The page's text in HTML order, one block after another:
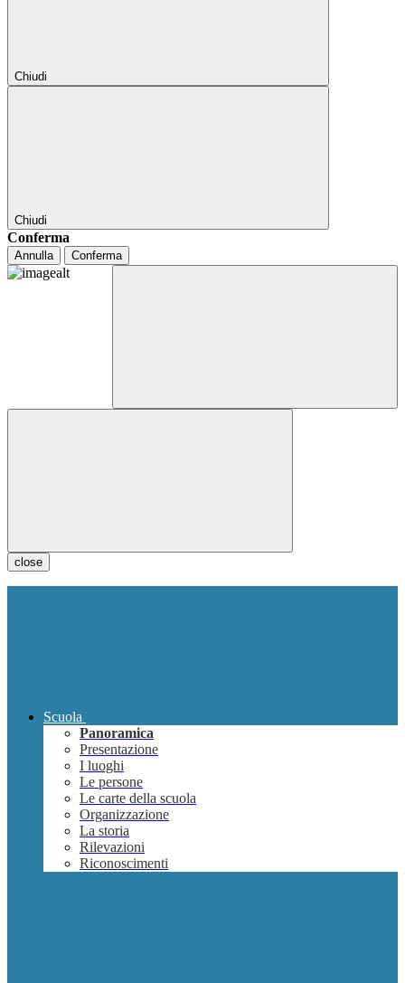
Chiudi
Chiudi
Conferma
Annulla Conferma
close
Scuola
Panoramica
Presentazione
I luoghi
Le persone
Le carte della scuola
Organizzazione
La storia
Rilevazioni
Riconoscimenti